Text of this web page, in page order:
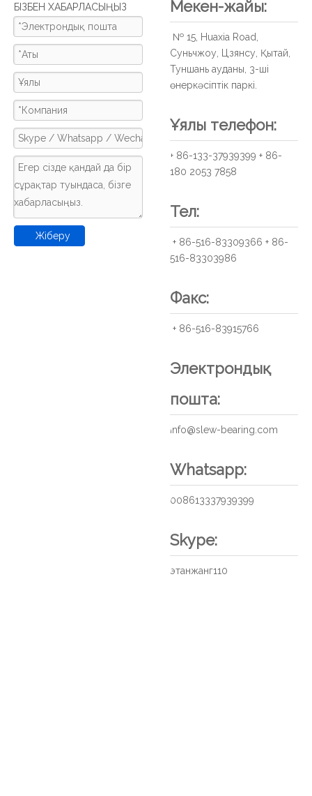
БІЗБЕН ХАБАРЛАСЫҢЫЗ
Жіберу
Мекен-жайы:
№ 15, Huaxia Road,
Суньчжоу, Цзянсу, Қытай,
Туншань ауданы, 3-ші
өнеркәсіптік паркі.
Ұялы телефон:
+ 86-133-37939399 + 86-
180 2053 7858
Тел:
+ 86-516-83309366 + 86-
516-83303986
Факс:
+ 86-516-83915766
Электрондық
пошта:
info@slew-bearing.com
Whatsapp:
008613337939399
Skype:
этанжанг110